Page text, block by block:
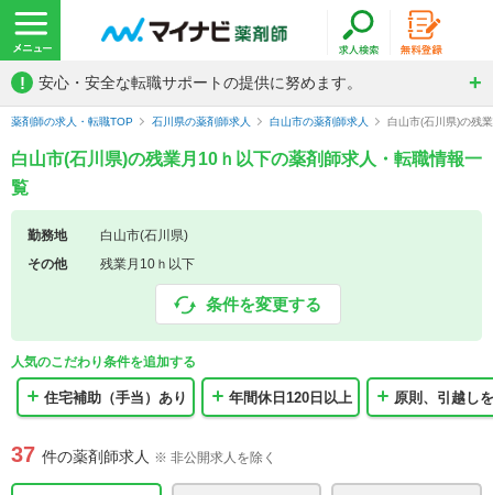
! 安心・安全な転職サポートの提供に努めます。
薬剤師の求人・転職TOP 石川県の薬剤師求人 白山市の薬剤師求人 白山市(石川県)の残
白山市(石川県)の残業月10ｈ以下の薬剤師求人・転職情報一
覧
勤務地
白山市(石川県)
その他
残業月10ｈ以下
条件を変更する
人気のこだわり条件を追加する
住宅補助（手当）あり 年間休日120日以上 原則、引越し
37 件の薬剤師求人 ※ 非公開求人を除く